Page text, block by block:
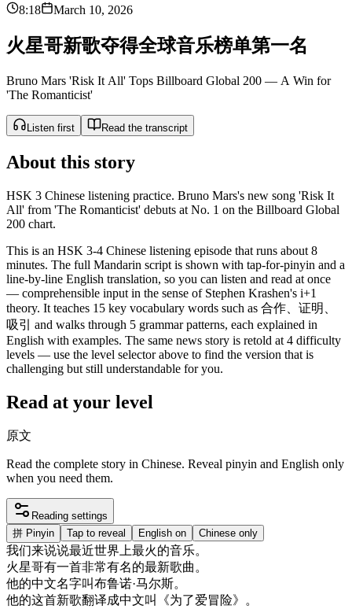
8:18 March 10, 2026
火星哥新歌夺得全球音乐榜单第一名
Bruno Mars 'Risk It All' Tops Billboard Global 200 — A Win for
'The Romanticist'
Listen first Read the transcript
About this story
HSK 3 Chinese listening practice. Bruno Mars's new song 'Risk It
All' from 'The Romanticist' debuts at No. 1 on the Billboard Global
200 chart.
This is an HSK 3-4 Chinese listening episode that runs about 8
minutes. The full Mandarin script is shown with tap-for-pinyin and a
line-by-line English translation, so you can listen and read at once
— comprehensible input in the sense of Stephen Krashen's i+1
theory. It teaches 15 key vocabulary words such as 合作、证明、
吸引 and walks through 5 grammar patterns, each explained in
English with examples. The same news story is retold at 4 difficulty
levels — use the level selector above to find the version that is
challenging but still understandable for you.
Read at your level
原文
Read the complete story in Chinese. Reveal pinyin and English only
when you need them.
Reading settings
拼 Pinyin Tap to reveal English on Chinese only
我们来说说最近世界上最火的音乐。
火星哥有一首非常有名的最新歌曲。
他的中文名字叫布鲁诺·马尔斯。
他的这首新歌翻译成中文叫 《为了爱冒险》 。